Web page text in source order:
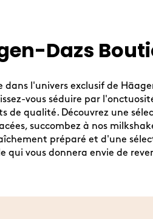
Dazs
dans l'univers exclusif de
vous séduire par
de qualité. Découvrez une
succombez à nos
préparé et d'une
qui vous donnera envie de